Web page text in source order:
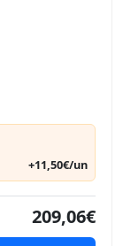
+11,50€/un
209,06€